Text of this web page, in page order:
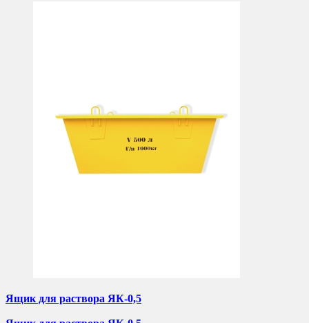
Ящик для раствора ЯК-0,5